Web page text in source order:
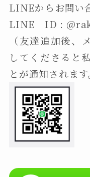
LINEからお問い
LINE ID :
（友達追加後、
してくださると
とが通知されます